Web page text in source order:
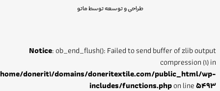
طراحی و توسعه توسط ماتو
Notice: ob_end_flush(): Failed to send buffer of zlib output
compression (1) in
/home/donerit1/domains/doneritextile.com/public_html/wp-
includes/functions.phpon line5493